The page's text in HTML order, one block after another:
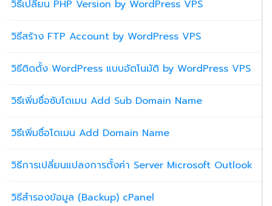
วิธีเปลี่ยน PHP Version by WordPress VPS
วิธีสร้าง FTP Account by WordPress VPS
วิธีติดตั้ง WordPress แบบอัตโนมัติ by WordPress VPS
วิธีเพิ่มชื่อซับโดเมน Add Sub Domain Name
วิธีเพิ่มชื่อโดเมน Add Domain Name
วิธีการเปลี่ยนแปลงการตั้งค่า Server Microsoft Outlook
วิธีสำรองข้อมูล (Backup) cPanel